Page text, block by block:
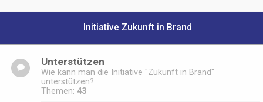
Initiative Zukunft in Brand
Unterstützen
Wie kann man die Initiative "Zukunft in Brand"
unterstützen?
Themen: 43